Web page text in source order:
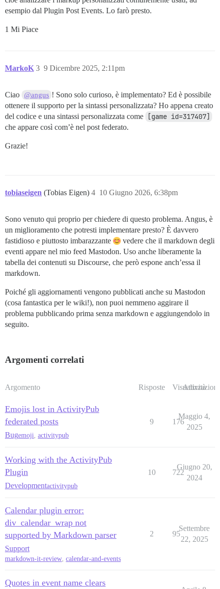
esempio dal Plugin Post Events. Lo farò presto.
1 Mi Piace
MarkoK 9 Dicembre 2025, 2:11pm
3
Ciao @angus ! Sono solo curioso, è implementato? Ed è possibile
ottenere il supporto per la sintassi personalizzata? Ho appena creato
del codice e una sintassi personalizzata come
[game id=317407]
che appare così com’è nel post federato.
Grazie!
tobiaseigen (Tobias Eigen) 10 Giugno 2026, 6:38pm
4
Sono venuto qui proprio per chiedere di questo problema. Angus, è
un miglioramento che potresti implementare presto? È davvero
fastidioso e piuttosto imbarazzante
vedere che il markdown degli
eventi appare nel mio feed Mastodon. Uso anche liberamente la
tabella dei contenuti su Discourse, che però espone anch’essa il
markdown.
Poiché gli aggiornamenti vengono pubblicati anche su Mastodon
(cosa fantastica per le wiki!), non puoi nemmeno aggirare il
problema pubblicando prima senza markdown e aggiungendolo in
seguito.
Argomenti correlati
Argomento Risposte Visualizzazioni
Attività
Emojis lost in ActivityPub
federated posts
Bugemoji activitypub
9 176
Maggio 4,
2025
Working with the ActivityPub
Plugin
Developmentactivitypub
10 722
Giugno 20,
2024
Calendar plugin error:
div_calendar_wrap not
supported by Markdown parser
Support
markdown-it-review, calendar-and-events
2 95
Settembre
22, 2025
Quotes in event name clears